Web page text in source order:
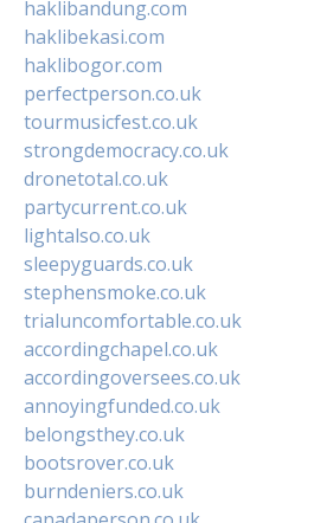
haklibandung.com
haklibekasi.com
haklibogor.com
perfectperson.co.uk
tourmusicfest.co.uk
strongdemocracy.co.uk
dronetotal.co.uk
partycurrent.co.uk
lightalso.co.uk
sleepyguards.co.uk
stephensmoke.co.uk
trialuncomfortable.co.uk
accordingchapel.co.uk
accordingoversees.co.uk
annoyingfunded.co.uk
belongsthey.co.uk
bootsrover.co.uk
burndeniers.co.uk